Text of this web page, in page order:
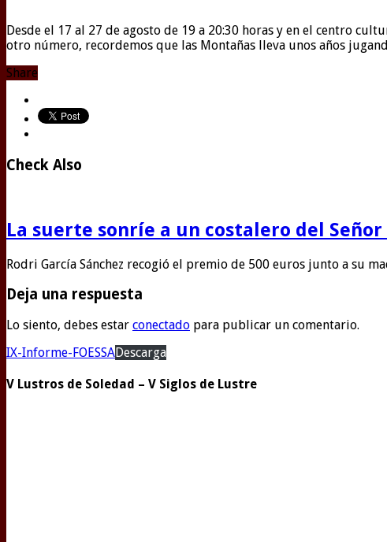
Desde el 17 al 27 de agosto de 19 a 20:30 horas y en el centro
otro número, recordemos que las Montañas lleva unos años
Share
Check Also
La suerte sonríe a un costalero del
Rodri García Sánchez recogió el premio de 500 euros junto a su
Deja una respuesta
Lo siento, debes estar conectado para publicar un comentario.
IX-Informe-FOESSADescarga
V Lustros de Soledad – V Siglos de Lustre